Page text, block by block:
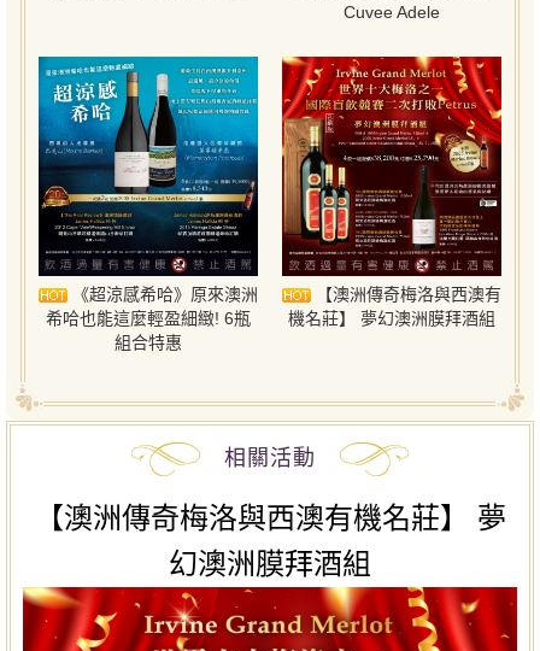
Cuvee Adele
《超涼感希哈》原來澳洲
希哈也能這麼輕盈細緻! 6瓶
組合特惠
【澳洲傳奇梅洛與西澳有
機名莊】 夢幻澳洲膜拜酒組
相關活動
【澳洲傳奇梅洛與西澳有機名莊】 夢
幻澳洲膜拜酒組